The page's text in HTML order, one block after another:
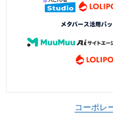
コーポレ